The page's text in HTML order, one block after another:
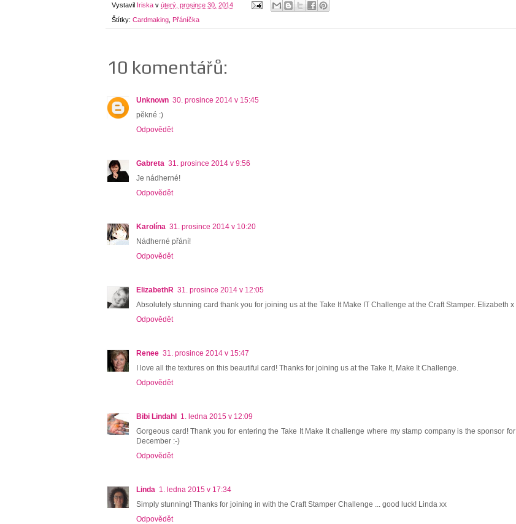
Vystavil Iriska v úterý, prosince 30, 2014
Štítky: Cardmaking Přáníčka
10 komentářů:
Unknown 30. prosince 2014 v 15:45
pěkné :)
Odpovědět
Gabreta 31. prosince 2014 v 9:56
Je nádherné!
Odpovědět
Karolína 31. prosince 2014 v 10:20
Nádherné přání!
Odpovědět
ElizabethR 31. prosince 2014 v 12:05
Absolutely stunning card thank you for joining us at the Take It Make IT Challenge at the Craft Stamper. Elizabeth x
Odpovědět
Renee 31. prosince 2014 v 15:47
I love all the textures on this beautiful card! Thanks for joining us at the Take It, Make It Challenge.
Odpovědět
Bibi Lindahl 1. ledna 2015 v 12:09
Gorgeous card! Thank you for entering the Take It Make It challenge where my stamp company is the sponsor for
December :-)
Odpovědět
Linda 1. ledna 2015 v 17:34
Simply stunning! Thanks for joining in with the Craft Stamper Challenge ... good luck! Linda xx
Odpovědět